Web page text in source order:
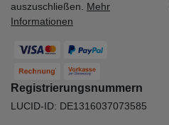
auszuschließen. Mehr
Informationen
Registrierungsnummern
LUCID-ID: DE1316037073585